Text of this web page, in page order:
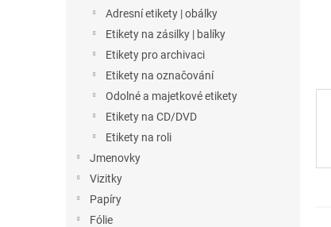
Adresní etikety | obálky
Etikety na zásilky | balíky
Etikety pro archivaci
Etikety na označování
Odolné a majetkové etikety
Etikety na CD/DVD
Etikety na roli
Jmenovky
Vizitky
Papíry
Fólie